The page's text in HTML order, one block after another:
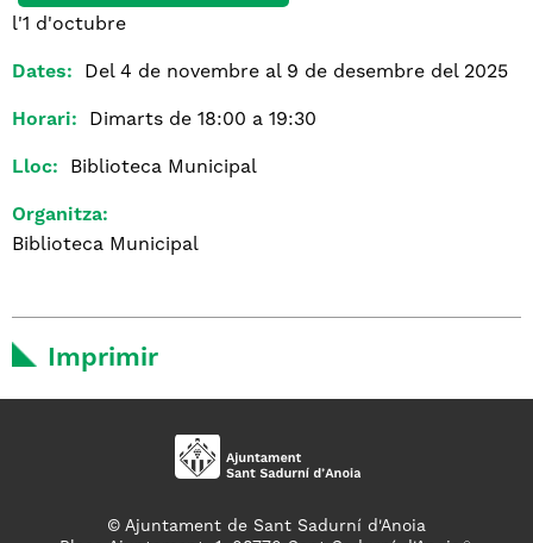
l'1 d'octubre
Dates: Del 4 de novembre al 9 de desembre del 2025
Horari: Dimarts de 18:00 a 19:30
Lloc: Biblioteca Municipal
Organitza:
Biblioteca Municipal
Imprimir
© Ajuntament de Sant Sadurní d'Anoia